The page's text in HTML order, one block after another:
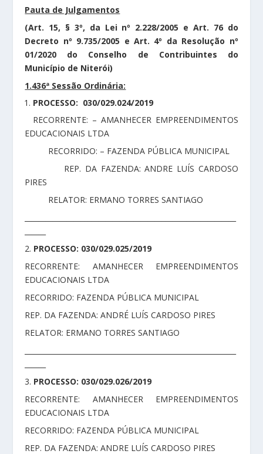
Pauta de Julgamentos
(Art. 15, § 3º, da Lei nº 2.228/2005 e Art. 76 do
Decreto nº 9.735/2005 e Art. 4º da Resolução nº
01/2020 do Conselho de Contribuintes do
Município de Niterói)
1.436ª Sessão Ordinária:
PROCESSO: 030/029.024/2019
RECORRENTE: – AMANHECER EMPREENDIMENTOS
EDUCACIONAIS LTDA
RECORRIDO: – FAZENDA PÚBLICA MUNICIPAL
REP. DA FAZENDA: ANDRE LUÍS CARDOSO
PIRES
RELATOR: ERMANO TORRES SANTIAGO
2. PROCESSO: 030/029.025/2019
RECORRENTE: AMANHECER EMPREENDIMENTOS
EDUCACIONAIS LTDA
RECORRIDO: FAZENDA PÚBLICA MUNICIPAL
REP. DA FAZENDA: ANDRÉ LUÍS CARDOSO PIRES
RELATOR: ERMANO TORRES SANTIAGO
3. PROCESSO: 030/029.026/2019
RECORRENTE: AMANHECER EMPREENDIMENTOS
EDUCACIONAIS LTDA
RECORRIDO: FAZENDA PÚBLICA MUNICIPAL
REP. DA FAZENDA: ANDRE LUÍS CARDOSO PIRES